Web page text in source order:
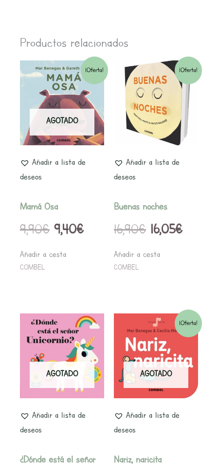
Productos relacionados
¡Oferta!
AGOTADO
Añadir a lista de
deseos
Mamá Osa
9,90€
El
precio
original
9,90€.
9,40€
El
precio
actual
9,40€.
Añadir a cesta
COMBEL
¡Oferta!
Añadir a lista de
deseos
Buenas noches
16,90€
El
precio
original
era:
16,90€.
16,05€
El
precio
actual
es:
Añadir a cesta
COMBEL
AGOTADO
Añadir a lista de
deseos
¿Dónde está el señor
¡Oferta!
AGOTADO
Añadir a lista de
deseos
Nariz, naricita
El
precio
original
era:
9,90€.
El
precio
actual
9,41€.